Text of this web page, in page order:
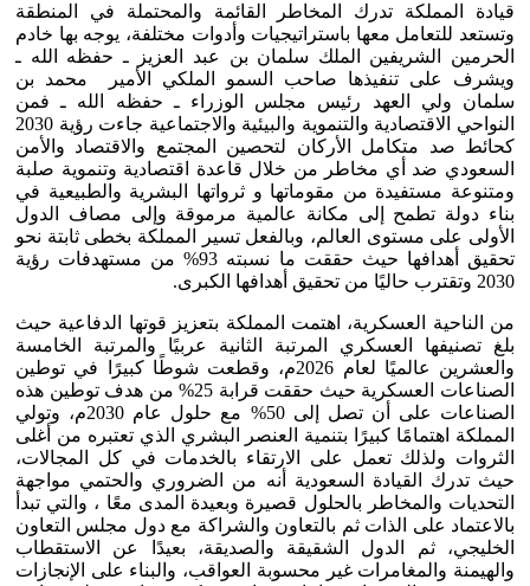
قيادة المملكة تدرك المخاطر القائمة والمحتملة في المنطقة
وتستعد للتعامل معها باستراتيجيات وأدوات مختلفة، يوجه بها خادم
الحرمين الشريفين الملك سلمان بن عبد العزيز ـ حفظه الله ـ
ويشرف على تنفيذها صاحب السمو الملكي الأمير محمد بن
سلمان ولي العهد رئيس مجلس الوزراء ـ حفظه الله ـ فمن
النواحي الاقتصادية والتنموية والبيئية والاجتماعية جاءت رؤية 2030
كحائط صد متكامل الأركان لتحصين المجتمع والاقتصاد والأمن
السعودي ضد أي مخاطر من خلال قاعدة اقتصادية وتنموية صلبة
ومتنوعة مستفيدة من مقوماتها و ثرواتها البشرية والطبيعية في
بناء دولة تطمح إلى مكانة عالمية مرموقة وإلى مصاف الدول
الأولى على مستوى العالم، وبالفعل تسير المملكة بخطى ثابتة نحو
تحقيق أهدافها حيث حققت ما نسبته 93% من مستهدفات رؤية
2030 وتقترب حاليًا من تحقيق أهدافها الكبرى.
من الناحية العسكرية، اهتمت المملكة بتعزيز قوتها الدفاعية حيث
بلغ تصنيفها العسكري المرتبة الثانية عربيًا والمرتبة الخامسة
والعشرين عالميًا لعام 2026م، وقطعت شوطًا كبيرًا في توطين
الصناعات العسكرية حيث حققت قرابة 25% من هدف توطين هذه
الصناعات على أن تصل إلى 50% مع حلول عام 2030م، وتولي
المملكة اهتمامًا كبيرًا بتنمية العنصر البشري الذي تعتبره من أغلى
الثروات ولذلك تعمل على الارتقاء بالخدمات في كل المجالات،
حيث تدرك القيادة السعودية أنه من الضروري والحتمي مواجهة
التحديات والمخاطر بالحلول قصيرة وبعيدة المدى معًا ، والتي تبدأ
بالاعتماد على الذات ثم بالتعاون والشراكة مع دول مجلس التعاون
الخليجي، ثم الدول الشقيقة والصديقة، بعيدًا عن الاستقطاب
والهيمنة والمغامرات غير محسوبة العواقب، والبناء على الإنجازات